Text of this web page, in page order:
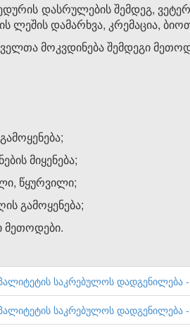
დასრულების შემდეგ,
ლეშის დამარხვა, კრემაცია,
მოკვდინება შემდეგი
მიყენება;
წყურვილი;
გამოყენება;
მეთოდები.
საკრებულოს დადგენილება
საკრებულოს დადგენილება